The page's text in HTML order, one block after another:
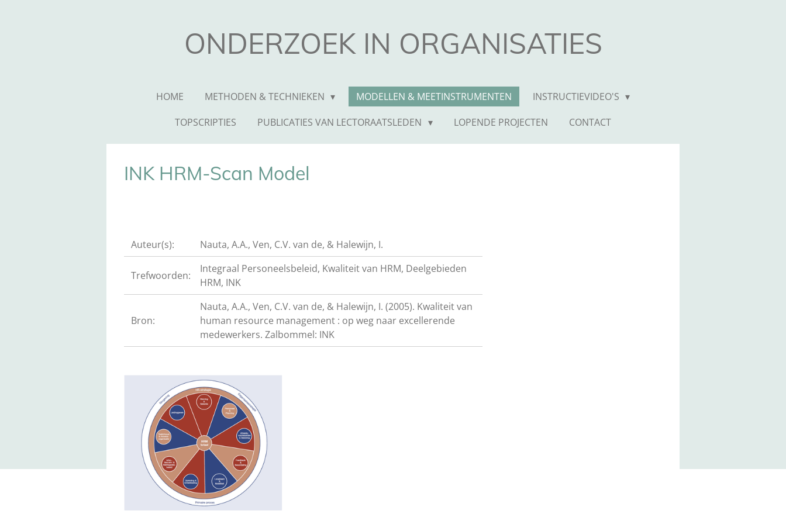
ONDERZOEK IN ORGANISATIES
HOME METHODEN & TECHNIEKEN MODELLEN & MEETINSTRUMENTEN
INSTRUCTIEVIDEO'S
TOPSCRIPTIES
PUBLICATIES VAN LECTORAATSLEDEN LOPENDE PROJECTEN CONTACT
INK HRM-Scan Model
Auteur(s): Nauta, A.A., Ven, C.V. van de, & Halewijn, I.
Trefwoorden:
Integraal Personeelsbeleid, Kwaliteit van HRM, Deelgebieden
HRM, INK
Bron:
Nauta, A.A., Ven, C.V. van de, & Halewijn, I. (2005). Kwaliteit van
human resource management : op weg naar excellerende
medewerkers. Zalbommel: INK